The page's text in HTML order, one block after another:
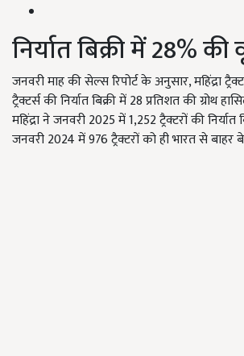
निर्यात बिक्री में 28% की
जनवरी माह की सेल्स रिपोर्ट के अनुसार, महिंद्रा
ट्रैक्टर्स की निर्यात बिक्री में 28 प्रतिशत की ग्रोथ
महिंद्रा ने जनवरी 2025 में 1,252 ट्रैक्टरों की
जनवरी 2024 में 976 ट्रैक्टरों को ही भारत से बाहर